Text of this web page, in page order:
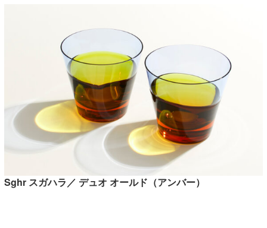
Sghr スガハラ／ デュオ オールド（アンバー）